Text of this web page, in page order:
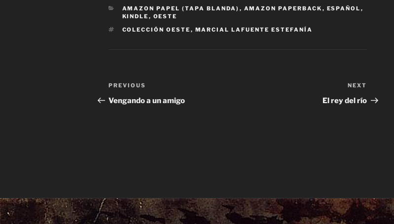
CATEGORIES
AMAZON PAPEL (TAPA BLANDA) , AMAZON PAPERBACK , ESPAÑOL ,
KINDLE , OESTE
TAGS
COLECCIÓN OESTE , MARCIAL LAFUENTE ESTEFANÍA
Post
navigation
Previous
Post
PREVIOUS
Vengando a un amigo
Post
NEXT
El rey del río